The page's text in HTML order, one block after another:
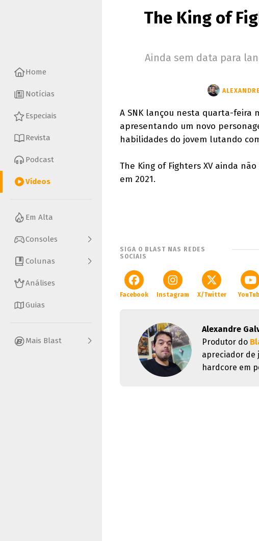
Home
Notícias
Especiais
Revista
Podcast
Vídeos
Em Alta
Consoles
Colunas
Análises
Guias
Mais Blast
The King of
Ainda sem data para
A SNK lançou nesta quarta-feira
apresentando um novo
habilidades do jovem lutando
The King of Fighters XV ainda
em 2021.
SIGA O BLAST NAS REDES
SOCIAIS
Facebook Instagram X/Twitter
Alexandre
Produtor do
apreciador de
hardcore em